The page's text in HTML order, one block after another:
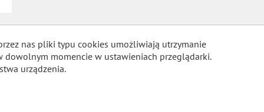
nas pliki typu cookies umożliwiają utrzymanie
dowolnym momencie w ustawieniach przeglądarki.
urządzenia.